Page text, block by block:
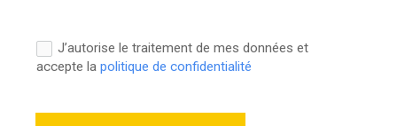
J’autorise le traitement de mes données et
accepte lapolitique de confidentialité